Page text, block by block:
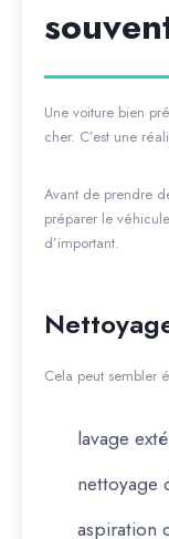
Une voiture bien
cher. C’est une
Avant de prendre
préparer le
d’important.
Cela peut sembler
lavage
nettoyage
aspiration